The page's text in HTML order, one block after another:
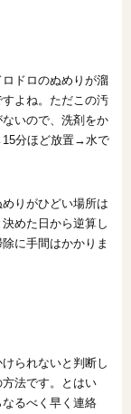
ドロのぬめりが溜
よね。ただこの汚
いので、洗剤をか
分ほど放置→水で
りがひどい場所は
めた日から逆算し
に手間はかかりま
られないと判断し
法です。とはい
るべく早く連絡